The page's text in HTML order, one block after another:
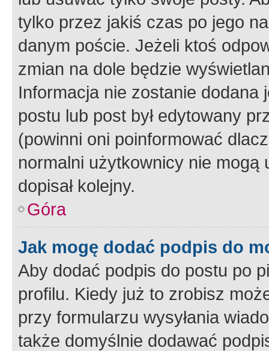
tylko przez jakiś czas po jego
danym poście. Jeżeli ktoś
zmian na dole będzie
Informacja nie zostanie dodana
postu lub post był edytowany
(powinni oni poinformować
normalni użytkownicy nie
dopisał kolejny.
Góra
Jak mogę dodać podpis do
Aby dodać podpis do postu po
profilu. Kiedy już to zrobisz
przy formularzu wysyłania
także domyślnie dodawać